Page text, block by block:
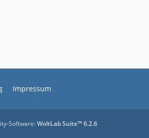
Impressum
Software:WoltLab Suite™ 6.2.6